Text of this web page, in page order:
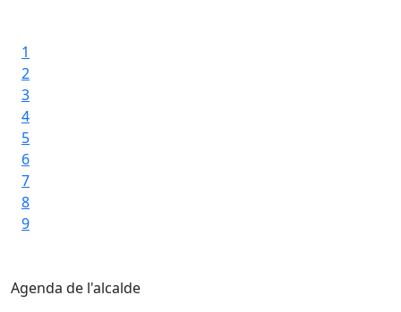
1
2
3
4
5
6
7
8
9
Agenda de l'alcalde